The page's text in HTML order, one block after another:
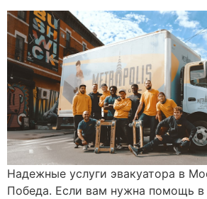
Надежные услуги эвакуатора в
Победа. Если вам нужна помощь в